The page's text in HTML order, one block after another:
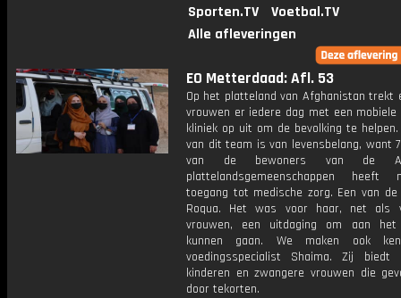
Sporten.TV
Voetbal.TV
Alle afleveringen
EO Metterdaad: Afl. 53
Op het platteland van Afghanistan trekt
vrouwen er iedere dag met een mobiele
kliniek op uit om de bevolking te
van dit team is van levensbelang, want
van de bewoners van de
plattelandsgemeenschappen heeft
toegang tot medische zorg. Een van
Roqua. Het was voor haar, net als
vrouwen, een uitdaging om aan
kunnen gaan. We maken ook
voedingsspecialist Shaima. Zij biedt
kinderen en zwangere vrouwen die
door tekorten.